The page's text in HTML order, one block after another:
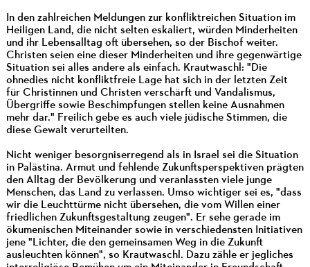
In den zahlreichen Meldungen zur konfliktreichen Situation im
Heiligen Land, die nicht selten eskaliert, würden Minderheiten
und ihr Lebensalltag oft übersehen, so der Bischof weiter.
Christen seien eine dieser Minderheiten und ihre gegenwärtige
Situation sei alles andere als einfach. Krautwaschl: "Die
ohnedies nicht konfliktfreie Lage hat sich in der letzten Zeit
für Christinnen und Christen verschärft und Vandalismus,
Übergriffe sowie Beschimpfungen stellen keine Ausnahmen
mehr dar." Freilich gebe es auch viele jüdische Stimmen, die
diese Gewalt verurteilten.
Nicht weniger besorgniserregend als in Israel sei die Situation
in Palästina. Armut und fehlende Zukunftsperspektiven prägten
den Alltag der Bevölkerung und veranlassten viele junge
Menschen, das Land zu verlassen. Umso wichtiger sei es, "dass
wir die Leuchttürme nicht übersehen, die vom Willen einer
friedlichen Zukunftsgestaltung zeugen". Er sehe gerade im
ökumenischen Miteinander sowie in verschiedensten Initiativen
jene "Lichter, die den gemeinsamen Weg in die Zukunft
ausleuchten können", so Krautwaschl. Dazu zähle er jegliches